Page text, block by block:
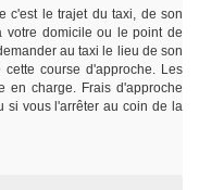
c'est le trajet du taxi, de son
votre domicile ou le point de
au taxi le lieu de son
course d'approche. Les
en charge. Frais d'approche
si vous l'arrêter au coin de la